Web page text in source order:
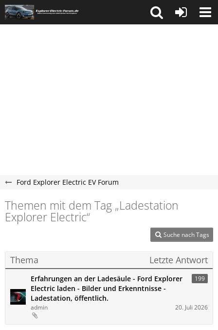
Ford Explorer Electric EV Forum
Themen mit dem Tag „Ladestation
Explorer Electric“
Suche nach Tags
Thema Letzte Antwort
Erfahrungen an der Ladesäule - Ford Explorer
Electric laden - Bilder und Erkenntnisse -
Ladestation, öffentlich.
199
admin 20. Juli 2026